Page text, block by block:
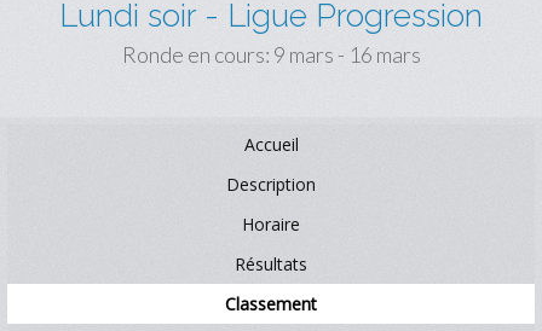
Lundi soir - Ligue Progression
Ronde en cours: 9 mars - 16 mars
Accueil
Description
Horaire
Résultats
Classement